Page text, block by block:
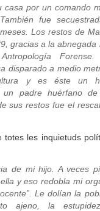
casa por un comando
fue
Los restos de
gracias a la abnegada
Forense.
disparado a medio
y es éste un
un padre huérfano
sus restos fue el
les inquietuds
de mi hijo. A veces
y eso redobla mi
Le dolían la
ajeno, la